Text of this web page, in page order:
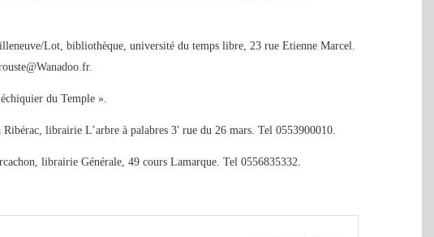
Lot, bibliothèque, université du temps libre, 23 rue Etienne Marcel.
du Temple ».
librairie L’arbre à palabres 3′ rue du 26 mars. Tel 0553900010.
librairie Générale, 49 cours Lamarque. Tel 0556835332.